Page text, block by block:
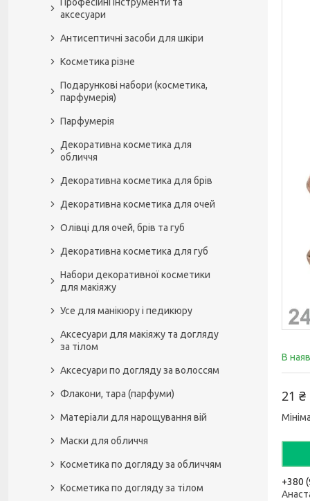
В
21 ₴
+380
аксесуари
Антисептичні засоби для шкіри
Косметика різне
Подарункові набори (косметика,
парфумерія)
Парфумерія
Декоративна косметика для
обличчя
Декоративна косметика для брів
Декоративна косметика для очей
Олівці для очей, брів та губ
Декоративна косметика для губ
Набори декоративної косметики
для макіяжу
Усе для манікюру і педикюру
Аксесуари для макіяжу та догляду
за тілом
Аксесуари по догляду за волоссям
Флакони, тара (парфуми)
Матеріали для нарощування вій
Маски для обличчя
Косметика по догляду за обличчям
Косметика по догляду за тілом